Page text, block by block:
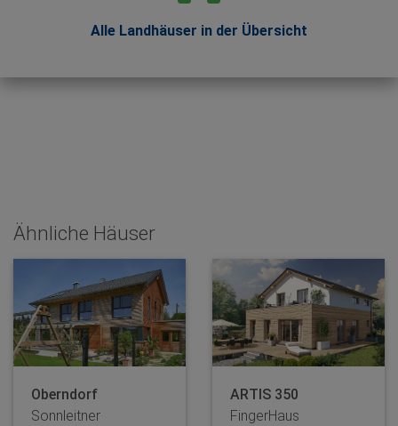
Alle Landhäuser in der Übersicht
Ähnliche Häuser
Oberndorf
Sonnleitner
ARTIS 350
FingerHaus